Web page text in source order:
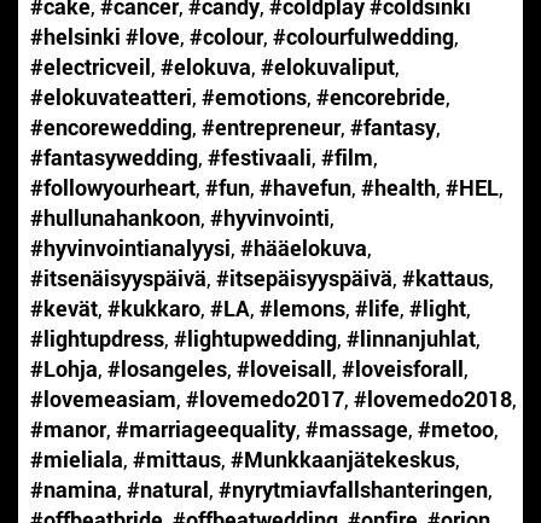
#helsinki #love, #colour, #colourfulwedding,
#electricveil, #elokuva, #elokuvaliput,
#elokuvateatteri, #emotions, #encorebride,
#encorewedding, #entrepreneur, #fantasy,
#fantasywedding, #festivaali, #film,
#followyourheart, #fun, #havefun, #health, #HEL,
#hullunahankoon, #hyvinvointi,
#hyvinvointianalyysi, #hääelokuva,
#itsenäisyyspäivä, #itsepäisyyspäivä, #kattaus,
#kevät, #kukkaro, #LA, #lemons, #life, #light,
#lightupdress, #lightupwedding, #linnanjuhlat,
#Lohja, #losangeles, #loveisall, #loveisforall,
#lovemeasiam, #lovemedo2017, #lovemedo2018,
#manor, #marriageequality, #massage, #metoo,
#mieliala, #mittaus, #Munkkaanjätekeskus,
#namina, #natural, #nyrytmiavfallshanteringen,